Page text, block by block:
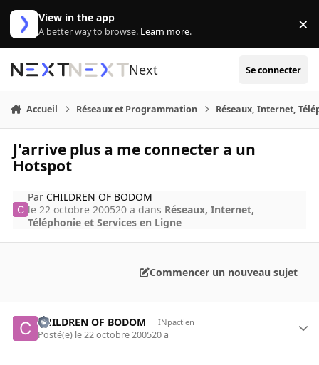
Aller au contenu
View in the app
A better way to browse. Learn more. ×
Next Se connecter
Accueil Réseaux et Programmation Réseaux, Internet,
J'arrive plus a me connecter a un
Hotspot
ParCHILDREN OF BODOM
le 22 octobre 200520 a dans Réseaux, Internet,
Téléphonie et Services en Ligne
Commencer un nouveau sujet
CHILDREN OF BODOM INpactien
Posté(e) le 22 octobre 200520 a